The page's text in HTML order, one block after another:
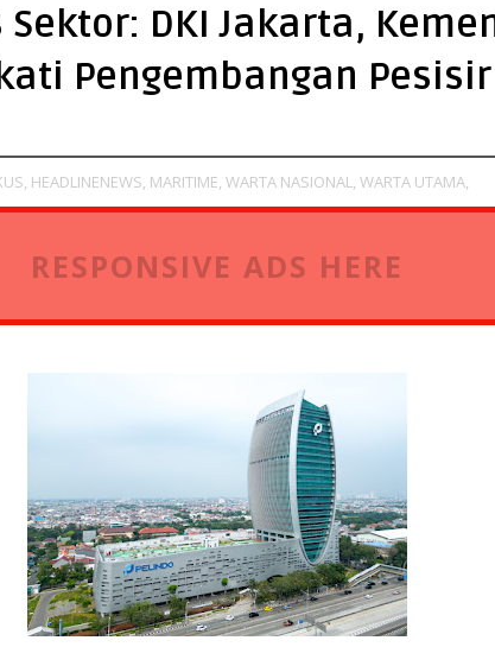
DKI Jakarta,
Pengembangan Pesisir
HEADLINENEWS, MARITIME, WARTA NASIONAL, WARTA UTAMA,
RESPONSIVE ADS HERE